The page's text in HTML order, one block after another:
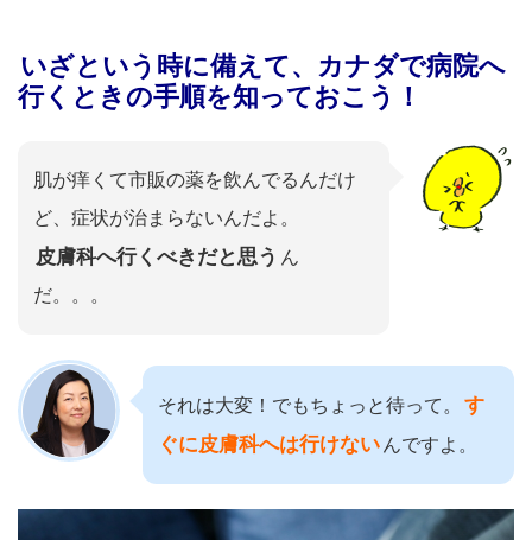
いざという時に備えて、カナダで病院へ
行くときの手順を知っておこう！
肌が痒くて市販の薬を飲んでるんだけ
ど、症状が治まらないんだよ。
皮膚科へ行くべきだと思う ん
だ。。。
それは大変！でもちょっと待って。
す
ぐに皮膚科へは行けない んですよ。